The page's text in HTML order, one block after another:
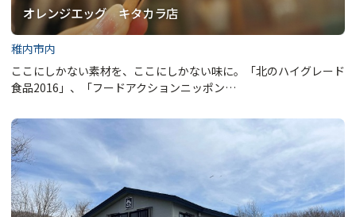
オレンジエッグ キタカラ店
稚内市内
ここにしかない素材を、ここにしかない味に。「北のハイグレード
食品2016」、「フードアクションニッポン…